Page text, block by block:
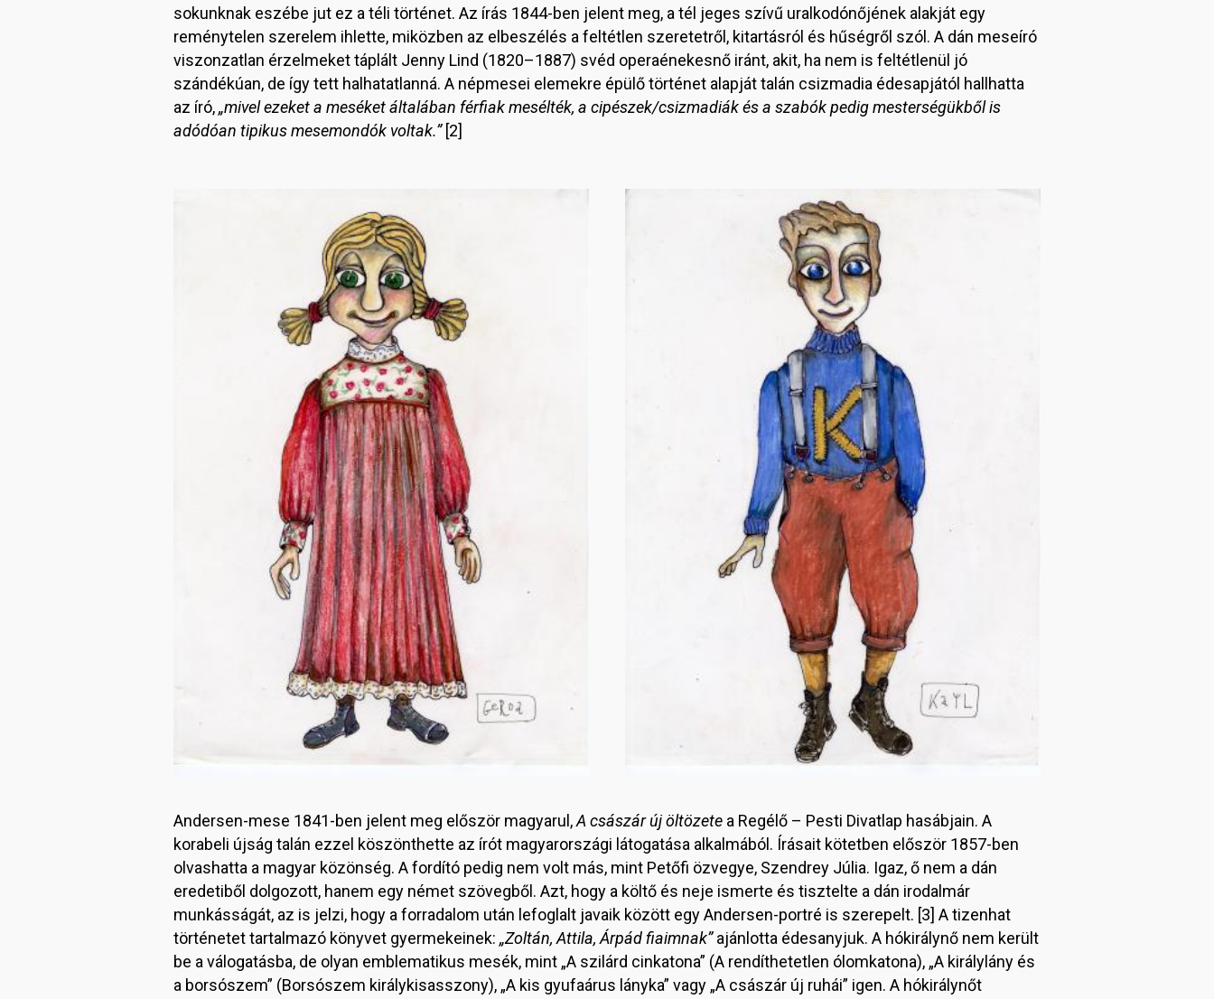
sokunknak eszébe jut ez a téli történet. Az írás 1844-ben jelent meg, a tél jeges szívű uralkodónőjének alakját egy
reménytelen szerelem ihlette, miközben az elbeszélés a feltétlen szeretetről, kitartásról és hűségről szól. A dán meseíró
viszonzatlan érzelmeket táplált Jenny Lind (1820–1887) svéd operaénekesnő iránt, akit, ha nem is feltétlenül jó
szándékúan, de így tett halhatatlanná. A népmesei elemekre épülő történet alapját talán csizmadia édesapjától hallhatta
az író,„mivel ezeket a meséket általában férfiak mesélték, a cipészek/csizmadiák és a szabók pedig mesterségükből is
adódóan tipikus mesemondók voltak.”[2]
Image
Andersen-mese 1841-ben jelent meg először magyarul,A császár új öltözete a Regélő – Pesti Divatlap hasábjain. A
korabeli újság talán ezzel köszönthette az írót magyarországi látogatása alkalmából. Írásait kötetben először 1857-ben
olvashatta a magyar közönség. A fordító pedig nem volt más, mint Petőfi özvegye, Szendrey Júlia. Igaz, ő nem a dán
eredetiből dolgozott, hanem egy német szövegből. Azt, hogy a költő és neje ismerte és tisztelte a dán irodalmár
munkásságát, az is jelzi, hogy a forradalom után lefoglalt javaik között egy Andersen-portré is szerepelt. [3] A tizenhat
történetet tartalmazó könyvet gyermekeinek: „Zoltán, Attila, Árpád fiaimnak”ajánlotta édesanyjuk. A hókirálynő nem került
be a válogatásba, de olyan emblematikus mesék, mint „A szilárd cinkatona” (A rendíthetetlen ólomkatona), „A királylány és
a borsószem” (Borsószem királykisasszony), „A kis gyufaárus lányka” vagy „A császár új ruhái” igen. A hókirálynőt